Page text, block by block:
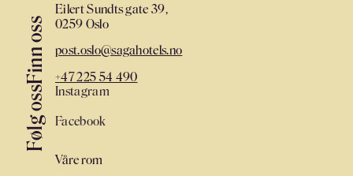
Finn oss
Eilert Sundts gate 39,
0259 Oslo
post.oslo@sagahotels.no
+47 225 54 490
Følg oss
Instagram
Facebook
Våre rom